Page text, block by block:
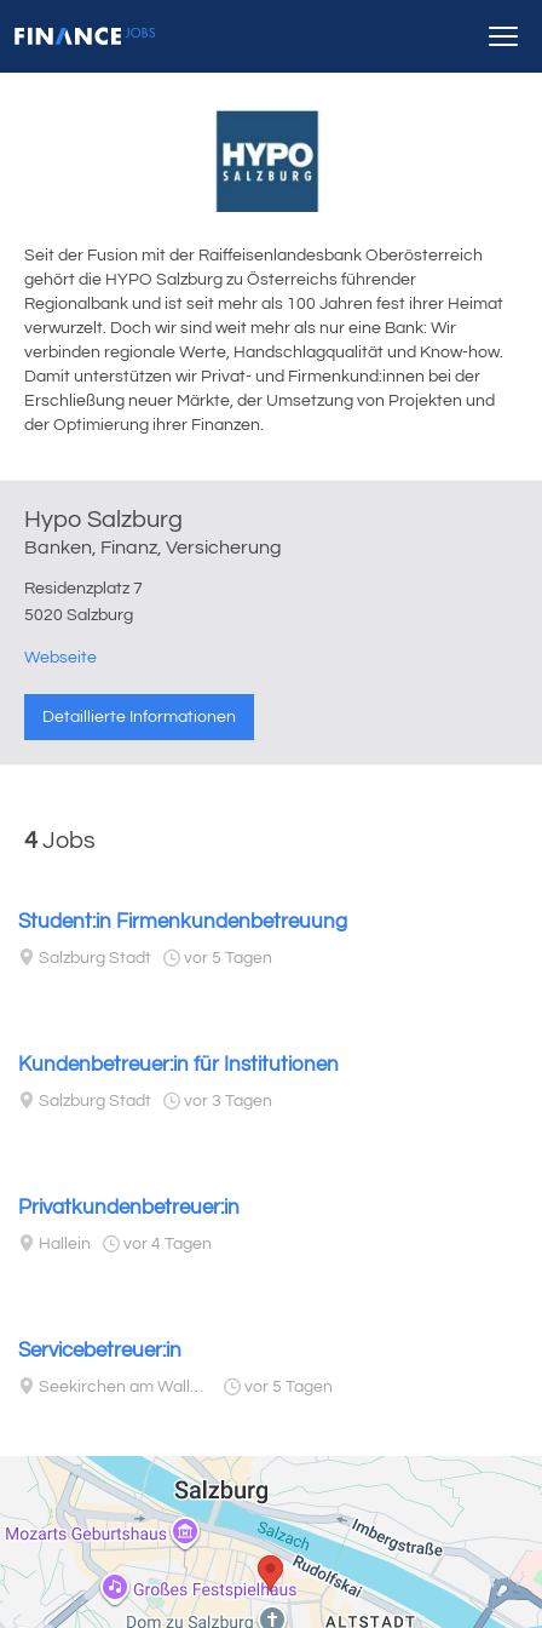
Seit der Fusion mit der Raiffeisenlandesbank Oberösterreich
gehört die HYPO Salzburg zu Österreichs führender
Regionalbank und ist seit mehr als 100 Jahren fest ihrer Heimat
verwurzelt. Doch wir sind weit mehr als nur eine Bank: Wir
verbinden regionale Werte, Handschlagqualität und Know-how.
Damit unterstützen wir Privat- und Firmenkund:innen bei der
Erschließung neuer Märkte, der Umsetzung von Projekten und
der Optimierung ihrer Finanzen.
Hypo Salzburg
Banken, Finanz, Versicherung
Residenzplatz 7
5020 Salzburg
Webseite
Detaillierte Informationen
4 Jobs
Student:in Firmenkundenbetreuung
Salzburg Stadt vor 5 Tagen
Kundenbetreuer:in für Institutionen
Salzburg Stadt vor 3 Tagen
Privatkundenbetreuer:in
Hallein vor 4 Tagen
Servicebetreuer:in
Seekirchen am Wallersee vor 5 Tagen